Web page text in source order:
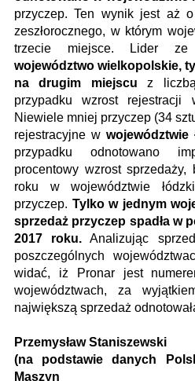
przyczep. Ten wynik jest aż
zeszłorocznego, w którym
trzecie miejsce. Lider
województwo wielkopolskie,
na drugim miejscu z
przypadku wzrost rejestracji
Niewiele mniej przyczep (34
rejestracyjne w województwie
przypadku odnotowano
procentowy wzrost
roku w województwie
przyczep. Tylko w jednym
sprzedaż przyczep spadła w
2017 roku. Analizując
poszczególnych
widać, iż Pronar jest
województwach, za
największą sprzedaż
Przemysław Staniszewski
(na podstawie danych
Maszyn